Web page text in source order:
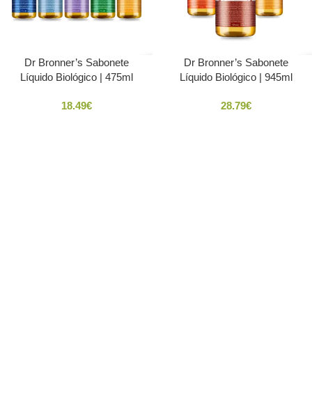
Dr Bronner’s Sabonete
Líquido Biológico | 475ml
18.49€
Dr Bronner’s Sabonete
Líquido Biológico | 945ml
28.79€